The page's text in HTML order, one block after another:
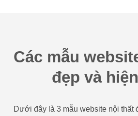
Các mẫu
đẹp và
Dưới đây là 3 mẫu website nội thất